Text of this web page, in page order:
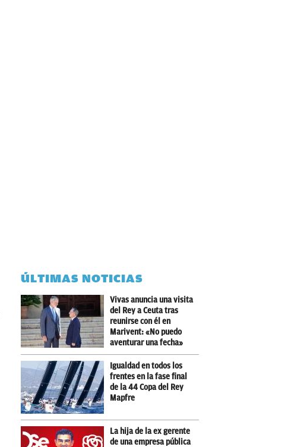
ÚLTIMAS NOTICIAS
Vivas anuncia una visita
del Rey a Ceuta tras
reunirse con él en
Marivent: «No puedo
aventurar una fecha»
Igualdad en todos los
frentes en la fase final
de la 44 Copa del Rey
Mapfre
La hija de la ex gerente
de una empresa pública